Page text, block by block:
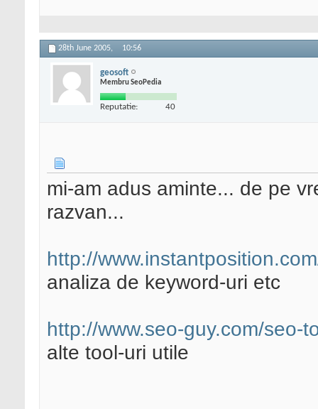
28th June 2005, 10:56
geosoft
Membru SeoPedia
Reputatie: 40
mi-am adus aminte... de pe
razvan...
http://
analiza de keyword-uri etc
http://www.seo-guy.com/seo-
alte tool-uri utile